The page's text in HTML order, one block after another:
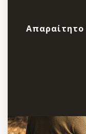
Απαραίτητο